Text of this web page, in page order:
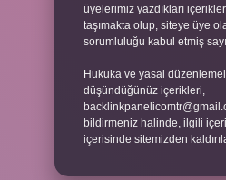
üyelerimiz yazdıkları
taşımakta olup, siteye üye
sorumluluğu kabul etmiş
Hukuka ve yasal
düşündüğünüz içerikleri,
bildirmeniz halinde, ilgili
içerisinde sitemizden